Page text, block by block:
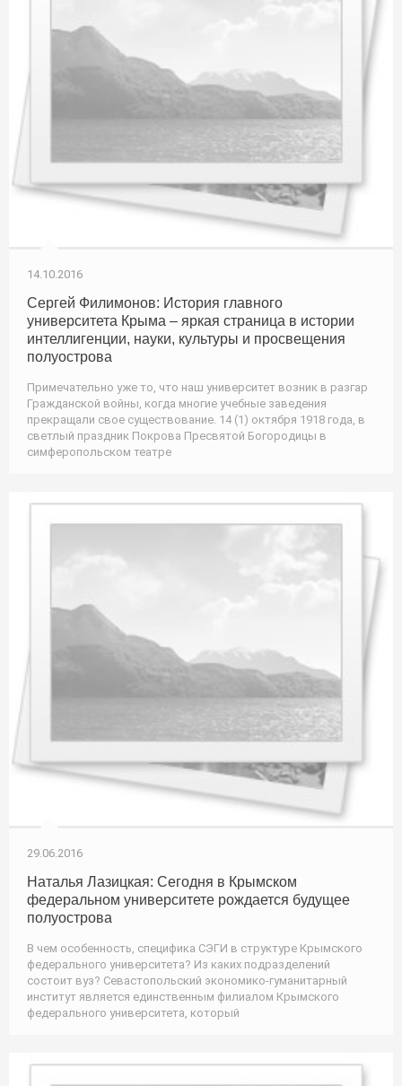
14.10.2016
Сергей Филимонов: История главного
университета Крыма – яркая страница в истории
интеллигенции, науки, культуры и просвещения
полуострова
Примечательно уже то, что наш университет возник в разгар
Гражданской войны, когда многие учебные заведения
прекращали свое существование. 14 (1) октября 1918 года, в
светлый праздник Покрова Пресвятой Богородицы в
симферопольском театре
29.06.2016
Наталья Лазицкая: Сегодня в Крымском
федеральном университете рождается будущее
полуострова
В чем особенность, специфика СЭГИ в структуре Крымского
федерального университета? Из каких подразделений
состоит вуз? Севастопольский экономико-гуманитарный
институт является единственным филиалом Крымского
федерального университета, который